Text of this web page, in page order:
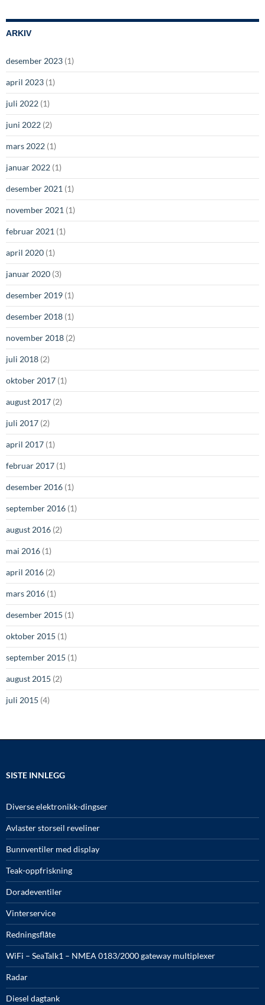
ARKIV
desember 2023 (1)
april 2023 (1)
juli 2022 (1)
juni 2022 (2)
mars 2022 (1)
januar 2022 (1)
desember 2021 (1)
november 2021 (1)
februar 2021 (1)
april 2020 (1)
januar 2020 (3)
desember 2019 (1)
desember 2018 (1)
november 2018 (2)
juli 2018 (2)
oktober 2017 (1)
august 2017 (2)
juli 2017 (2)
april 2017 (1)
februar 2017 (1)
desember 2016 (1)
september 2016 (1)
august 2016 (2)
mai 2016 (1)
april 2016 (2)
mars 2016 (1)
desember 2015 (1)
oktober 2015 (1)
september 2015 (1)
august 2015 (2)
juli 2015 (4)
SISTE INNLEGG
Diverse elektronikk-dingser
Avlaster storseil reveliner
Bunnventiler med display
Teak-oppfriskning
Doradeventiler
Vinterservice
Redningsflåte
WiFi – SeaTalk1 – NMEA 0183/2000 gateway multiplexer
Radar
Diesel dagtank